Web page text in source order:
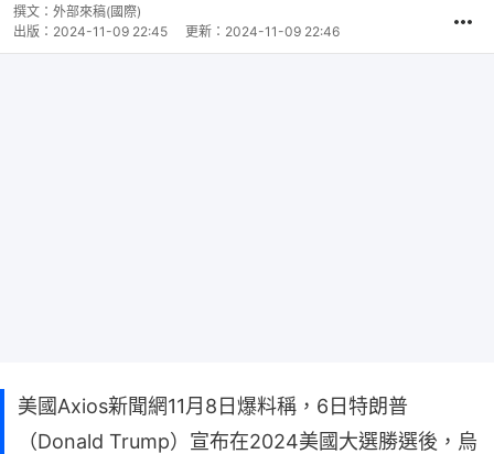
撰文： 外部來稿(國際)
出版： 2024-11-09 22:45 更新： 2024-11-09 22:46
美國Axios新聞網11月8日爆料稱，6日特朗普
（Donald Trump）宣布在2024美國大選勝選後，烏